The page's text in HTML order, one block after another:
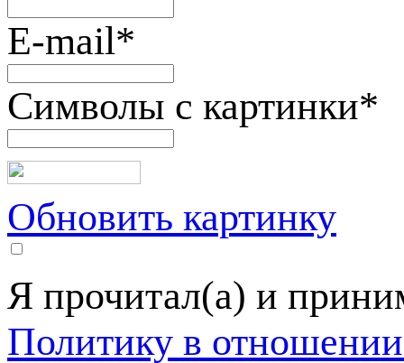
E-mail*
Символы с картинки*
Обновить картинку
Я прочитал(а) и
Политику в